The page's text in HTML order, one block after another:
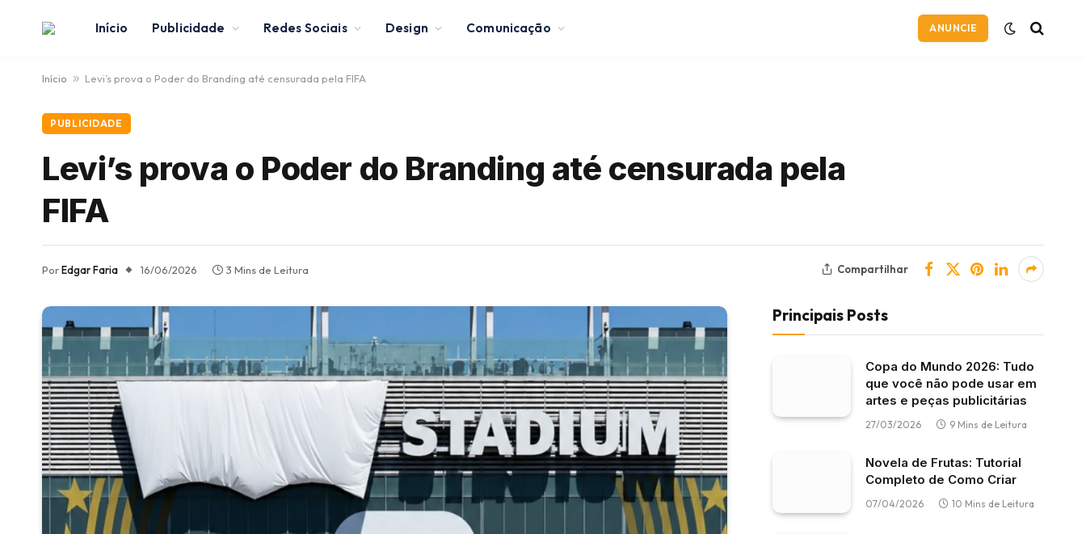
Início Publicidade Redes Sociais Design Comunicação ANUNCIE
Início » Levi’s prova o Poder do Branding até censurada pela FIFA
PUBLICIDADE
Levi’s prova o Poder do Branding até censurada pela
FIFA
PorEdgar Faria 16/06/2026 3 Mins de Leitura Compartilhar
Principais Posts
Copa do Mundo 2026: Tudo
que você não pode usar em
artes e peças publicitárias
27/03/2026 9 Mins de Leitura
Novela de Frutas: Tutorial
Completo de Como Criar
07/04/2026 10 Mins de Leitura